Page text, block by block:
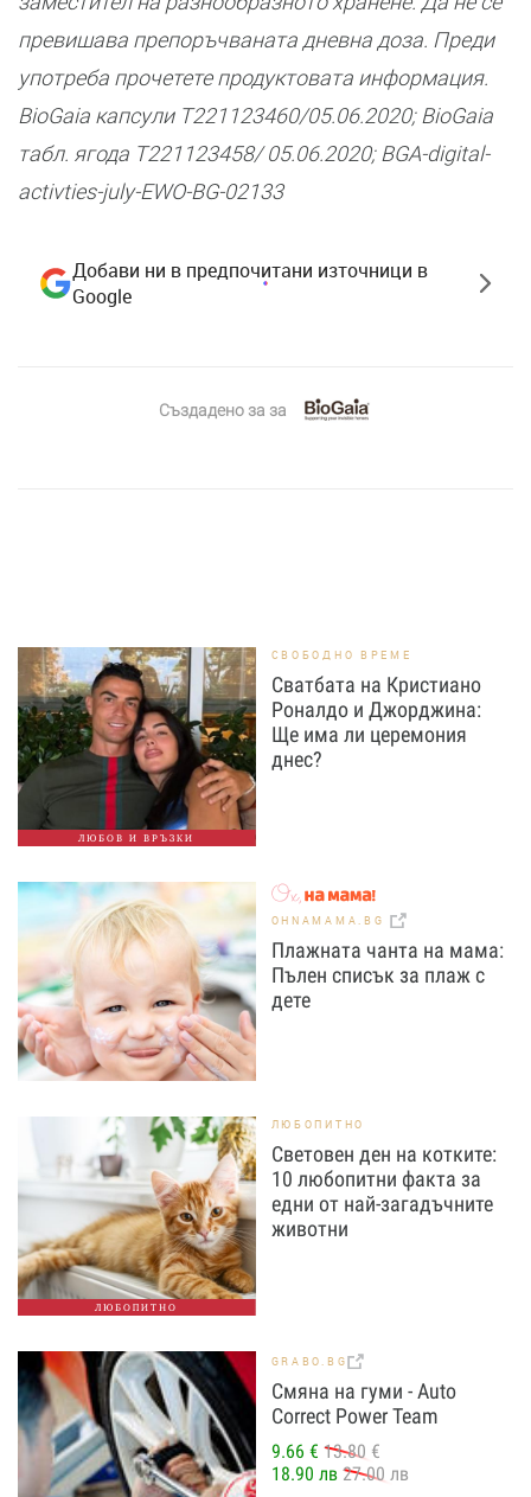
превишава препоръчваната дневна доза. Преди
употреба прочетете продуктовата информация.
BioGaia капсули T221123460/05.06.2020; BioGaia
табл. ягода T221123458/ 05.06.2020; BGA-digital-
activties-july-EWO-BG-02133
Добави ни в предпочитани източници в
Google
Създадено за за
ЛЮБОВ И ВРЪЗКИ
СВОБОДНО ВРЕМЕ
Сватбата на Кристиано
Роналдо и Джорджина:
Ще има ли церемония
днес?
OHNAMAMA.BG
Плажната чанта на мама:
Пълен списък за плаж с
дете
ЛЮБОПИТНО
ЛЮБОПИТНО
Световен ден на котките:
10 любопитни факта за
едни от най-загадъчните
животни
GRABO.BG
Смяна на гуми - Auto
Correct Power Теаm
9.66 € 13.80 €
18.90 лв 27.00 лв